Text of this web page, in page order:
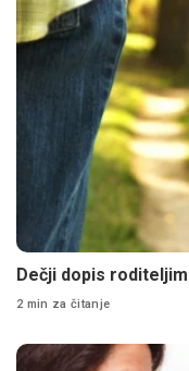
Dečji dopis
2 min za čitanje